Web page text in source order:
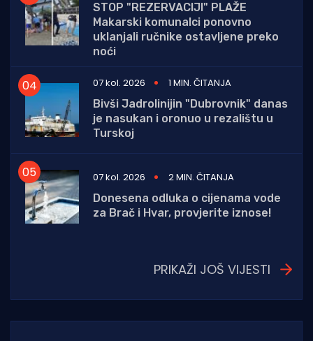
STOP "REZERVACIJI" PLAŽE
Makarski komunalci ponovno
uklanjali ručnike ostavljene preko
noći
07 kol. 2026
1 MIN. ČITANJA
Bivši Jadrolinijin "Dubrovnik" danas
je nasukan i oronuo u rezalištu u
Turskoj
07 kol. 2026
2 MIN. ČITANJA
Donesena odluka o cijenama vode
za Brač i Hvar, provjerite iznose!
PRIKAŽI JOŠ VIJESTI